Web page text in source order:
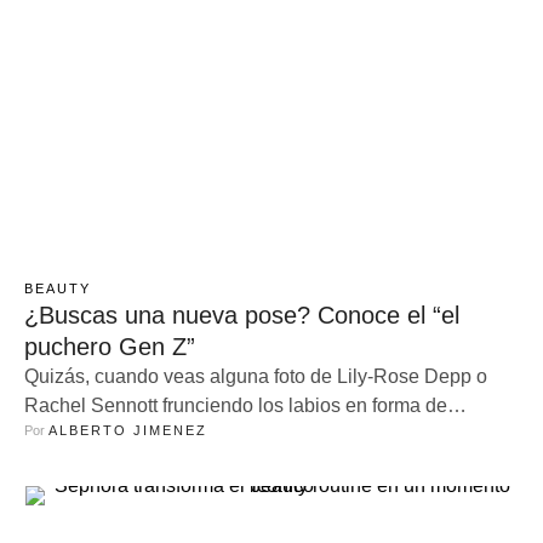
BEAUTY
¿Buscas una nueva pose? Conoce el “el
puchero Gen Z”
Quizás, cuando veas alguna foto de Lily-Rose Depp o
Rachel Sennott frunciendo los labios en forma de
puchero, recuerdes a “Calamardo Guapo”, pero tal
del momento, a la que llaman “el puchero de la Gen Z”.
Por ALBERTO JIMENEZ